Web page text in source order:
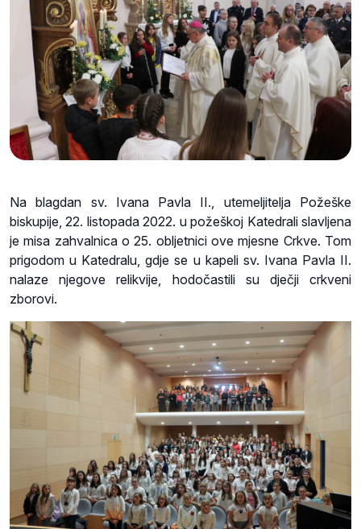
Na blagdan sv. Ivana Pavla II., utemeljitelja Požeške
biskupije, 22. listopada 2022. u požeškoj Katedrali slavljena
je misa zahvalnica o 25. obljetnici ove mjesne Crkve. Tom
prigodom u Katedralu, gdje se u kapeli sv. Ivana Pavla II.
nalaze njegove relikvije, hodočastili su dječji crkveni
zborovi.